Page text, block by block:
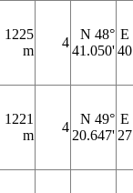
1225
m
4
N 48°
41.050'
E
1221
m
4
N 49°
20.647'
E